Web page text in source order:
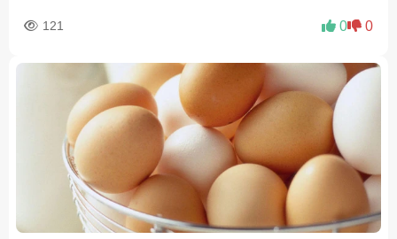
121 0 0